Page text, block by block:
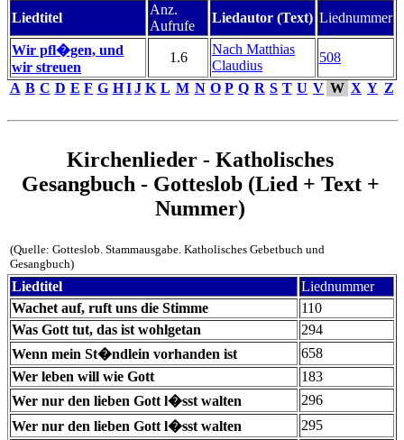
Liedtitel
Anz.
Aufrufe
Liedautor (Text) Liednummer
Wir pfl�gen, und
wir streuen
1.6
Nach Matthias
Claudius
508
A B C D E F G H IJ K L M N O P Q R S T U V W X Y Z
Kirchenlieder - Katholisches
Gesangbuch - Gotteslob (Lied + Text +
Nummer)
(Quelle: Gotteslob. Stammausgabe. Katholisches Gebetbuch und
Gesangbuch)
Liedtitel
Liednummer
Wachet auf, ruft uns die Stimme
110
Was Gott tut, das ist wohlgetan
294
Wenn mein St�ndlein vorhanden ist
658
Wer leben will wie Gott
183
Wer nur den lieben Gott l�sst walten
296
Wer nur den lieben Gott l�sst walten
295